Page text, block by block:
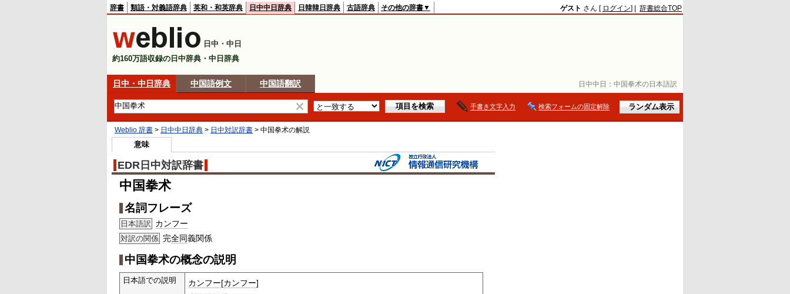
日中中日： 中国拳术の日本語訳
辞書 類語・対義語辞典 英和・和英辞典 日中中日辞典 日韓韓日辞典 古語辞典 その他の辞書▼ ゲスト さん [ ログイン] | 辞書総合TOP
日中・中日
約160万語収録の日中辞典・中日辞典
日中・中日辞典 中国語例文 中国語翻訳
手書き文字入力 検索フォームの固定解除
Weblio 辞書 > 日中中日辞典 > 日中対訳辞書 > 中国拳术の解説
意味
EDR日中対訳辞書
中国拳术
名詞フレーズ
日本語訳 カンフー
対訳の関係 完全同義関係
中国拳术の概念の説明
日本語での説明 カンフー[カンフー]